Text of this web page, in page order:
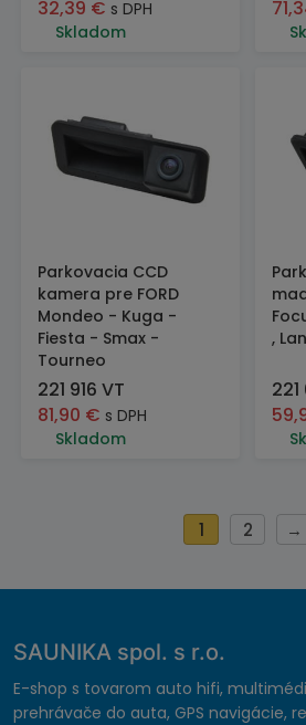
32,39 € s DPH
Skladom
Parkovacia CCD
kamera pre FORD
Mondeo - Kuga -
Fiesta - Smax -
Tourneo
221 916 VT
81,90 € s DPH
Skladom
,
221
1 2 →
SAUNIKA spol. s r.o.
E-shop s tovarom auto hifi,
prehrávače do auta, GPS navigácie,